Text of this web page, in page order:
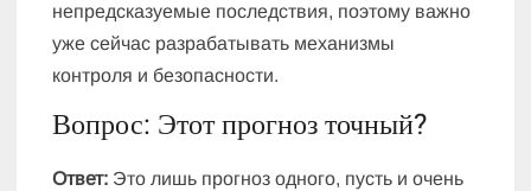
непредсказуемые последствия, поэтому важно
уже сейчас разрабатывать механизмы
контроля и безопасности.
Вопрос: Этот прогноз точный?
Ответ: Это лишь прогноз одного, пусть и очень